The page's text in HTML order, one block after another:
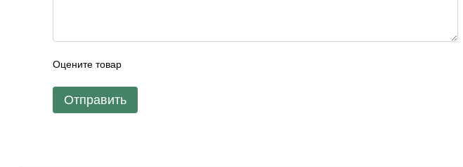
Оцените товар
Отправить